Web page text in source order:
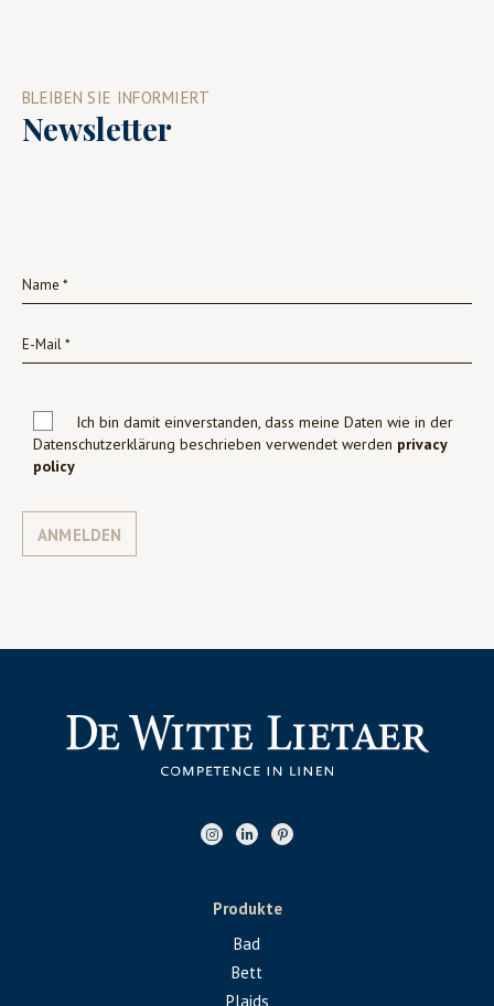
BLEIBEN SIE INFORMIERT
Newsletter
Ich bin damit einverstanden, dass meine Daten wie in der
Datenschutzerklärung beschrieben verwendet werden privacy
policy
ANMELDEN
Produkte
Bad
Bett
Plaids